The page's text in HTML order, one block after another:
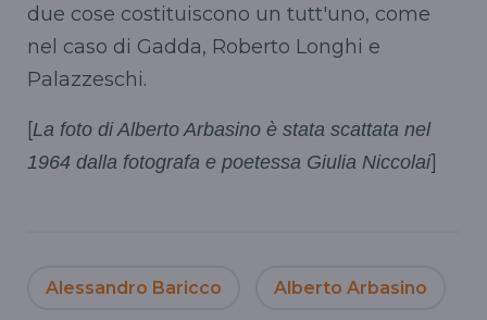
due cose costituiscono un tutt'uno, come
nel caso di Gadda, Roberto Longhi e
Palazzeschi.
[La foto di Alberto Arbasino è stata scattata nel
1964 dalla fotografa e poetessa Giulia Niccolai]
Alessandro Baricco Alberto Arbasino